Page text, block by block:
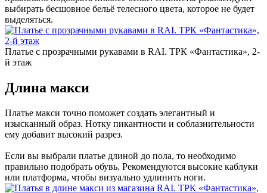
выбирать бесшовное бельё телесного цвета, которое не будет
выделяться.
Платье с прозрачными рукавами в RAI. ТРК «Фантастика», 2-
й этаж
Длина макси
Платье макси точно поможет создать элегантный и
изысканный образ. Нотку пикантности и соблазнительности
ему добавит высокий разрез.
Если вы выбрали платье длиной до пола, то необходимо
правильно подобрать обувь. Рекомендуются высокие каблуки
или платформа, чтобы визуально удлинить ноги.